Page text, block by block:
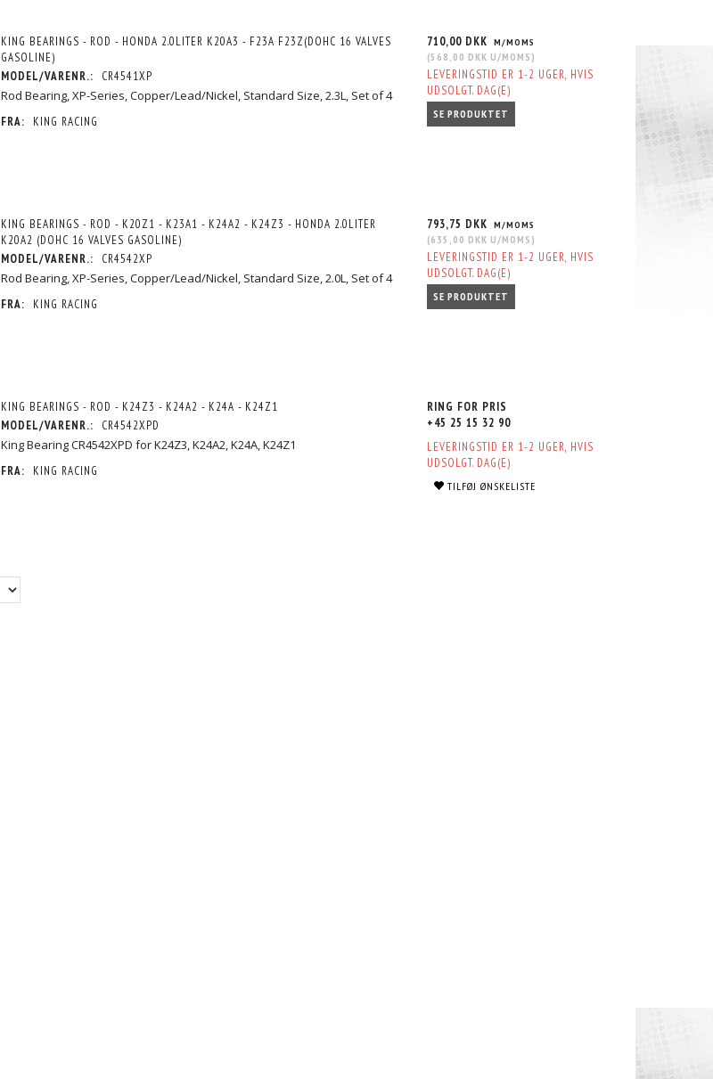
KING BEARINGS - ROD - HONDA 2.0LITER K20A3 - F23A F23Z(DOHC 16 VALVES
GASOLINE)
MODEL/VARENR.:
CR4541XP
Rod Bearing, XP-Series, Copper/Lead/Nickel, Standard Size, 2.3L, Set of 4
FRA: KING RACING
710,00 DKK M/MOMS
(568,00 DKK U/MOMS )
LEVERINGSTID ER 1-2 UGER, HVIS
UDSOLGT. DAG(E)
SE PRODUKTET
KING BEARINGS - ROD - K20Z1 - K23A1 - K24A2 - K24Z3 - HONDA 2.0LITER
K20A2 (DOHC 16 VALVES GASOLINE)
MODEL/VARENR.:
CR4542XP
Rod Bearing, XP-Series, Copper/Lead/Nickel, Standard Size, 2.0L, Set of 4
FRA: KING RACING
793,75 DKK M/MOMS
(635,00 DKK U/MOMS )
LEVERINGSTID ER 1-2 UGER, HVIS
UDSOLGT. DAG(E)
SE PRODUKTET
KING BEARINGS - ROD - K24Z3 - K24A2 - K24A - K24Z1
MODEL/VARENR.:
CR4542XPD
King Bearing CR4542XPD for K24Z3, K24A2, K24A, K24Z1
FRA: KING RACING
RING FOR PRIS
+45 25 15 32 90
LEVERINGSTID ER 1-2 UGER, HVIS
UDSOLGT. DAG(E)
TILFØJ ØNSKELISTE